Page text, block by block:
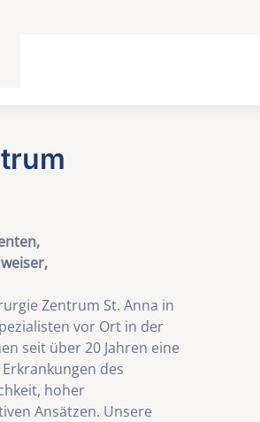
Zentrum St. Anna in
vor Ort in der
seit über 20 Jahren eine
des
hoher
Ansätzen. Unsere